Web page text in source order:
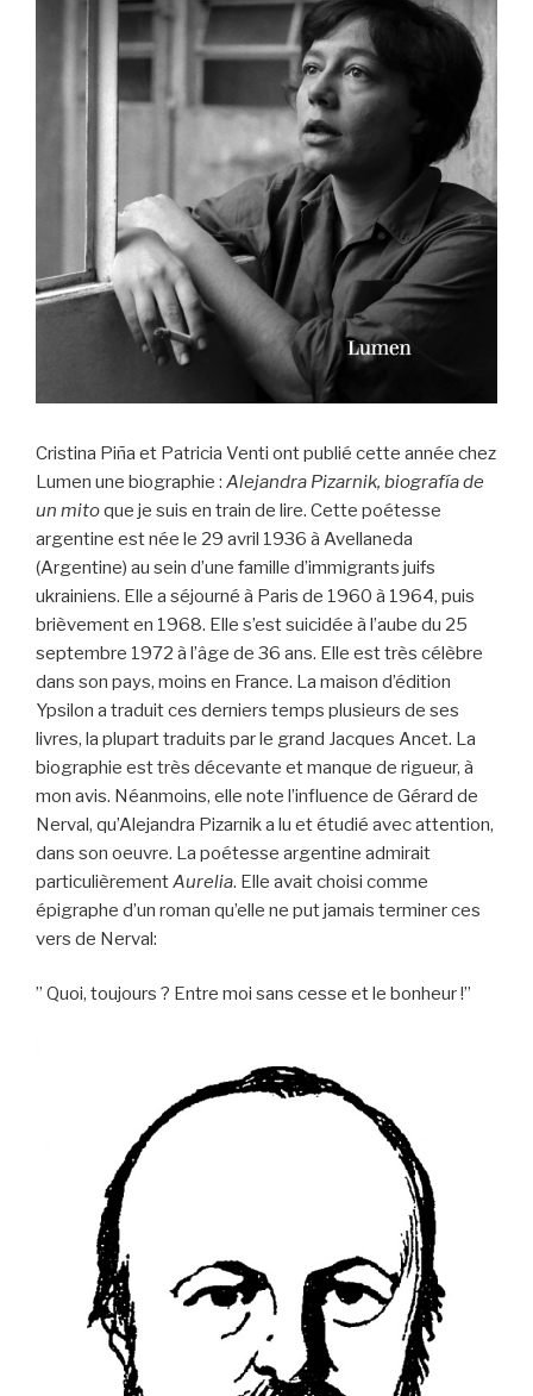
Cristina Piña et Patricia Venti ont publié cette année chez
Lumen une biographie : Alejandra Pizarnik, biografía de
un mitoque je suis en train de lire. Cette poétesse
argentine est née le 29 avril 1936 à Avellaneda
(Argentine) au sein d’une famille d’immigrants juifs
ukrainiens. Elle a séjourné à Paris de 1960 à 1964, puis
brièvement en 1968. Elle s’est suicidée à l’aube du 25
septembre 1972 à l’âge de 36 ans. Elle est très célèbre
dans son pays, moins en France. La maison d’édition
Ypsilon a traduit ces derniers temps plusieurs de ses
livres, la plupart traduits par le grand Jacques Ancet. La
biographie est très décevante et manque de rigueur, à
mon avis. Néanmoins, elle note l’influence de Gérard de
Nerval, qu’Alejandra Pizarnik a lu et étudié avec attention,
dans son oeuvre. La poétesse argentine admirait
particulièrementAurelia. Elle avait choisi comme
épigraphe d’un roman qu’elle ne put jamais terminer ces
vers de Nerval:
” Quoi, toujours ? Entre moi sans cesse et le bonheur !”